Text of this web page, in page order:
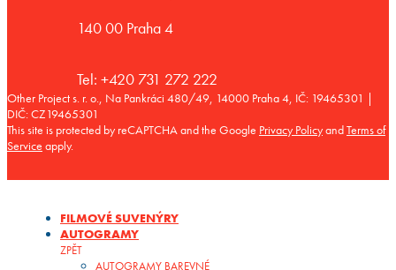
140 00 Praha 4
Tel: +420 731 272 222
Other Project s. r. o., Na Pankráci 480/49, 14000 Praha 4, IČ: 19465301 |
DIČ: CZ19465301
This site is protected by reCAPTCHA and the Google Privacy PolicyandTerms of
Service apply.
FILMOVÉ SUVENÝRY
AUTOGRAMY
ZPĚT
AUTOGRAMY BAREVNÉ